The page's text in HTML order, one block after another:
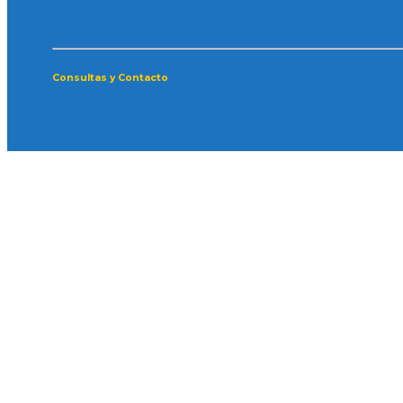
Consultas y Contacto